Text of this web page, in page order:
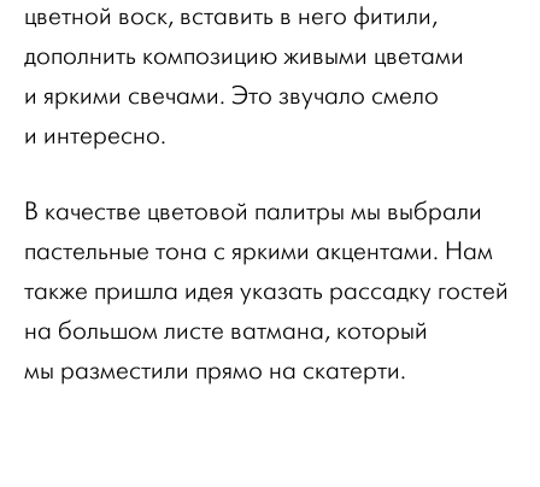
цветной воск, вставить в него фитили,
дополнить композицию живыми цветами
и яркими свечами. Это звучало смело
и интересно.
В качестве цветовой палитры мы выбрали
пастельные тона с яркими акцентами. Нам
также пришла идея указать рассадку гостей
на большом листе ватмана, который
мы разместили прямо на скатерти.